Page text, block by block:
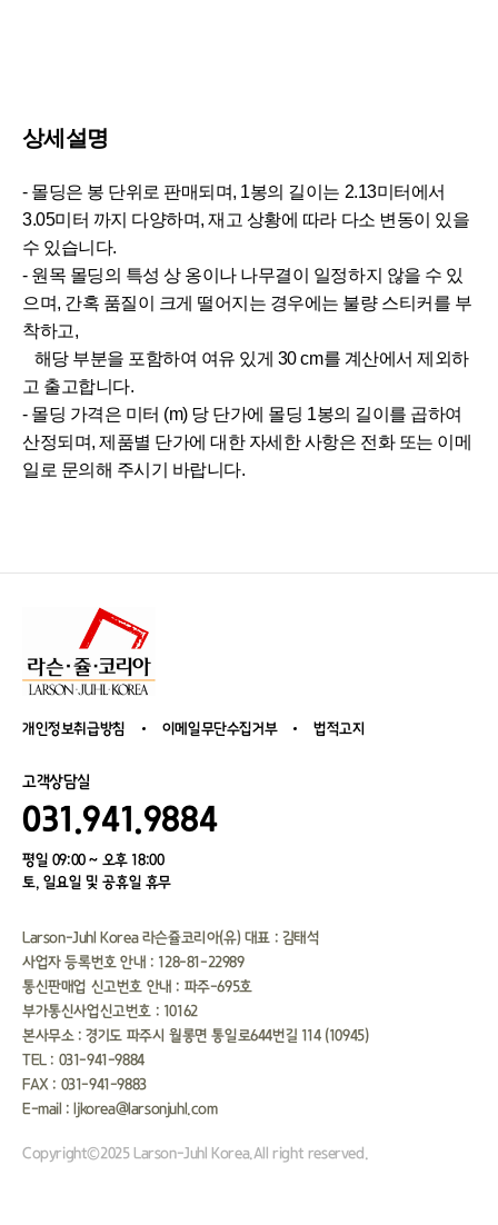
상세설명
- 몰딩은 봉 단위로 판매되며, 1봉의 길이는 2.13미터에서
3.05미터 까지 다양하며, 재고 상황에 따라 다소 변동이 있을
수 있습니다.
- 원목 몰딩의 특성 상 옹이나 나무결이 일정하지 않을 수 있
으며, 간혹 품질이 크게 떨어지는 경우에는 불량 스티커를 부
착하고,
해당 부분을 포함하여 여유 있게 30 cm를 계산에서 제외하
고 출고합니다.
- 몰딩 가격은 미터 (m) 당 단가에 몰딩 1봉의 길이를 곱하여
산정되며, 제품별 단가에 대한 자세한 사항은 전화 또는 이메
일로 문의해 주시기 바랍니다.
개인정보취급방침 이메일무단수집거부 법적고지
고객상담실
031.941.9884
평일 09:00 ~ 오후 18:00
토, 일요일 및 공휴일 휴무
Larson-Juhl Korea 라슨쥴코리아(유) 대표 : 김태석
사업자 등록번호 안내 : 128-81-22989
통신판매업 신고번호 안내 : 파주-695호
부가통신사업신고번호 : 10162
본사무소 : 경기도 파주시 월롱면 통일로644번길 114 (10945）
TEL : 031-941-9884
FAX : 031-941-9883
E-mail : ljkorea@larsonjuhl.com
Copyright©2025 Larson-Juhl Korea.All right reserved.